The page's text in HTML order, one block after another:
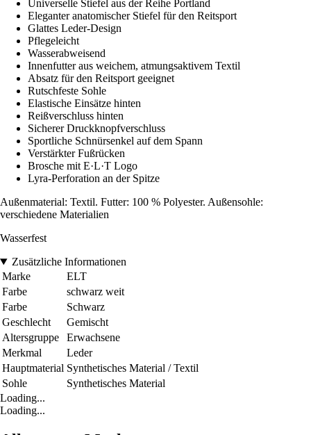
Universelle Stiefel aus der Reihe Portland
Eleganter anatomischer Stiefel für den Reitsport
Glattes Leder-Design
Pflegeleicht
Wasserabweisend
Innenfutter aus weichem, atmungsaktivem Textil
Absatz für den Reitsport geeignet
Rutschfeste Sohle
Elastische Einsätze hinten
Reißverschluss hinten
Sicherer Druckknopfverschluss
Sportliche Schnürsenkel auf dem Spann
Verstärkter Fußrücken
Brosche mit E·L·T Logo
Lyra-Perforation an der Spitze
Außenmaterial: Textil. Futter: 100 % Polyester. Außensohle:
verschiedene Materialien
Wasserfest
Zusätzliche Informationen
Marke
ELT
Farbe
schwarz weit
Farbe
Schwarz
Geschlecht
Gemischt
Altersgruppe
Erwachsene
Merkmal
Leder
Hauptmaterial Synthetisches Material / Textil
Sohle
Synthetisches Material
Loading...
Loading...